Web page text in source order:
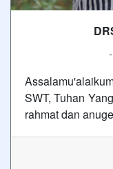
SWT, Tuhan
rahmat dan